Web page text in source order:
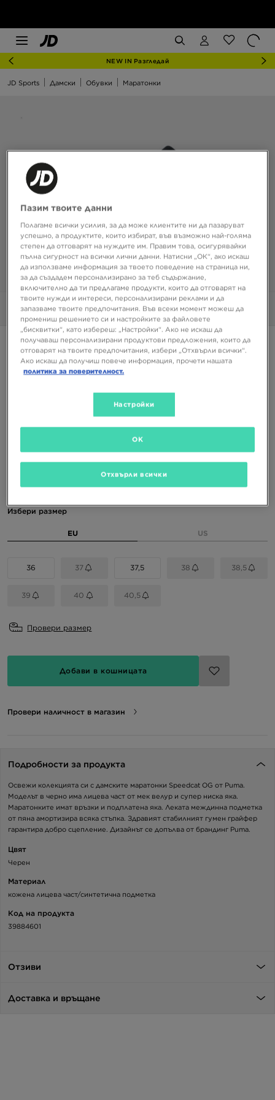
NEW IN Разгледай
JD Sports Дамски Обувки Маратонки
Снимки 360°
Супер оферта
PUMA SPEEDCAT OG
(Най-ниска цена от 30-те дни преди намалението)
(Начална цена)
Избери размер
EU US
36 37 37,5 38 38,5
39 40 40,5
Провери размер
Добави в кошницата
Провери наличност в магазин
Подробности за продукта
Освежи колекцията си с дамските маратонки Speedcat OG от Puma.
Моделът в черно има лицева част от мек велур и супер ниска яка.
Маратонките имат връзки и подплатена яка. Леката междинна подметка
от пяна амортизира всяка стъпка. Здравият стабилният гумен грайфер
гарантира добро сцепление. Дизайнът се допълва от брандинг Puma.
Цвят
Черен
Материал
кожена лицева част/синтетична подметка
Код на продукта
39884601
Отзиви
Доставка и връщане
Пазим твоите данни
Полагаме всички усилия, за да може клиентите ни да пазаруват
успешно, а продуктите, които избират, във възможно най-голяма
степен да отговарят на нуждите им. Правим това, осигурявайки
пълна сигурност на всички лични данни. Натисни „ОК“, ако искаш
да използваме информация за твоето поведение на страница ни,
за да създадем персонализирано за теб съдържание,
включително да ти предлагаме продукти, които да отговарят на
твоите нужди и интереси, персонализирани реклами и да
запазваме твоите предпочитания. Във всеки момент можеш да
промениш решението си и настройките за файловете
„бисквитки“, като избереш: „Настройки“. Ако не искаш да
получаваш персонализирани продуктови предложения, които да
отговарят на твоите предпочитания, избери „Отхвърли всички“.
Ако искаш да получиш повече информация, прочети нашата
политика за поверителност.
Настройки
Отхвърли всички
OK